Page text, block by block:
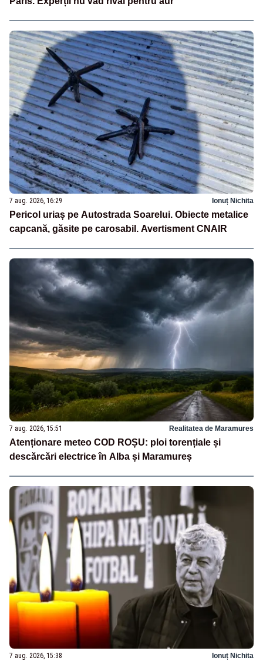
7 aug. 2026, 16:29 Ionuț Nichita
Pericol uriaș pe Autostrada Soarelui. Obiecte metalice
capcană, găsite pe carosabil. Avertisment CNAIR
7 aug. 2026, 15:51 Realitatea de Maramures
Atenționare meteo COD ROȘU: ploi torențiale și
descărcări electrice în Alba și Maramureș
7 aug. 2026, 15:38 Ionuț Nichita